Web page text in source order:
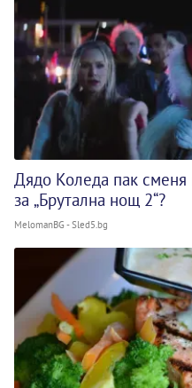
Дядо Коледа пак сменя
за „Брутална нощ 2“?
MelomanBG - Sled5.bg